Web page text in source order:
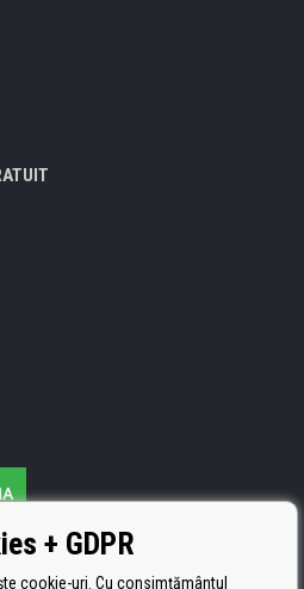
este certificat
+ GDPR
cookie-uri. Cu consimțământul